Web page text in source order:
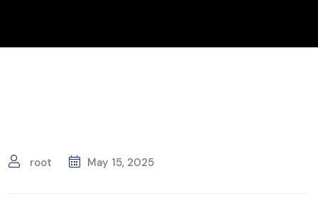
root May 15, 2025